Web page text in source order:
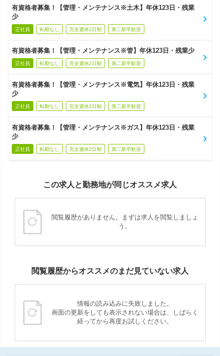
有資格者募集！【管理・メンテナンス※土木】年休123日・残業
少
正社員 転勤なし 完全週休2日制 第二新卒歓迎
有資格者募集！【管理・メンテナンス※管】年休123日・残業少
正社員 転勤なし 完全週休2日制 第二新卒歓迎
有資格者募集！【管理・メンテナンス※電気】年休123日・残業
少
正社員 転勤なし 完全週休2日制 第二新卒歓迎
有資格者募集！【管理・メンテナンス※ガス】年休123日・残業
少
正社員 転勤なし 完全週休2日制 第二新卒歓迎
この求人と勤務地が同じオススメ求人
閲覧履歴がありません。まずは求人を閲覧しましょ
う。
閲覧履歴からオススメのまだ見ていない求人
情報の読み込みに失敗しました。
画面の更新をしても表示されない場合は、しばらく
経ってから再度お試しください。